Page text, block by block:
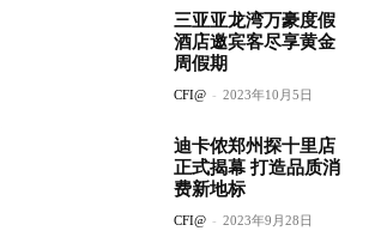
三亚亚龙湾万豪度假
酒店邀宾客尽享黄金
周假期
CFI@ - 2023年10月5日
迪卡侬郑州探十里店
正式揭幕 打造品质消
费新地标
CFI@ - 2023年9月28日